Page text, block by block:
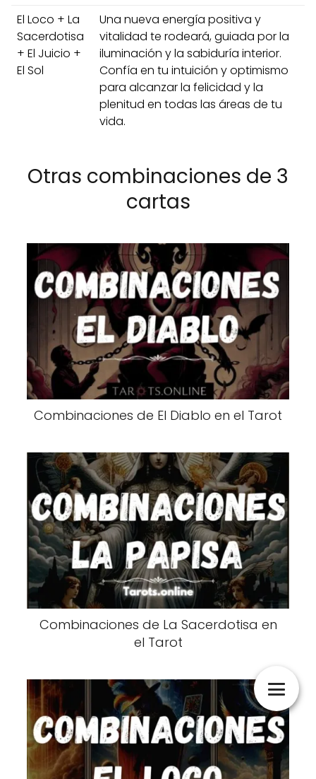
El Loco + La
Sacerdotisa
+ El Juicio +
El Sol
Una nueva energía positiva y
vitalidad te rodeará, guiada por la
iluminación y la sabiduría interior.
Confía en tu intuición y optimismo
para alcanzar la felicidad y la
plenitud en todas las áreas de tu
vida.
Otras combinaciones de 3
cartas
Combinaciones de El Diablo en el Tarot
Combinaciones de La Sacerdotisa en
el Tarot